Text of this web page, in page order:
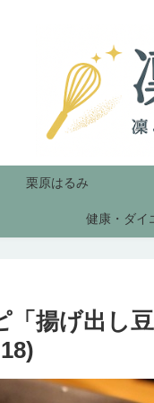
栗原はるみ
健康・ダイ
「揚げ出し